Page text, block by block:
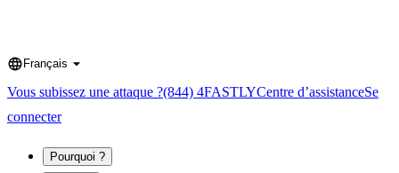
Language
Français
Vous subissez une attaque ?(844) 4FASTLYCentre d’assistanceSe
connecter
Pourquoi ?